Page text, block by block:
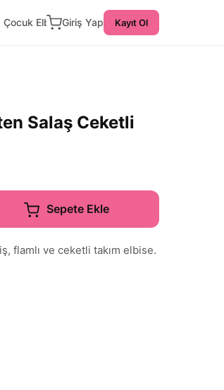
Çocuk ElbiseGiriş Yap Kayıt Ol
Salaş Ceketli
Sepete Ekle
flamlı ve ceketli takım elbise.